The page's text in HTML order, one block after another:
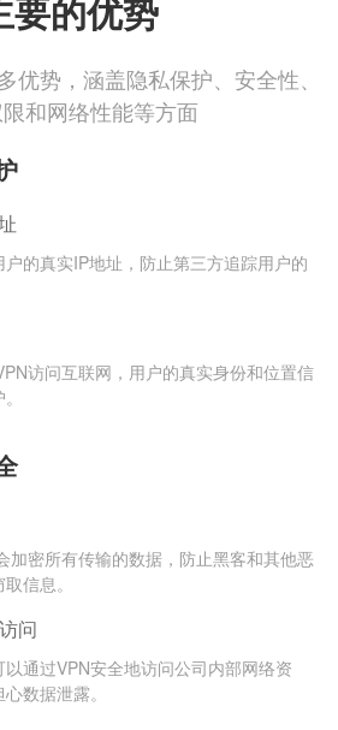
要的优势
优势，涵盖隐私保护、安全性、
和网络性能等方面
的真实IP地址，防止第三方追踪用户的
访问互联网，用户的真实身份和位置信
加密所有传输的数据，防止黑客和其他恶
信息。
问
通过VPN安全地访问公司内部网络资
数据泄露。